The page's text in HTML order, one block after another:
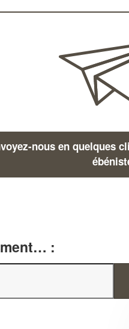
nous en quelques
: